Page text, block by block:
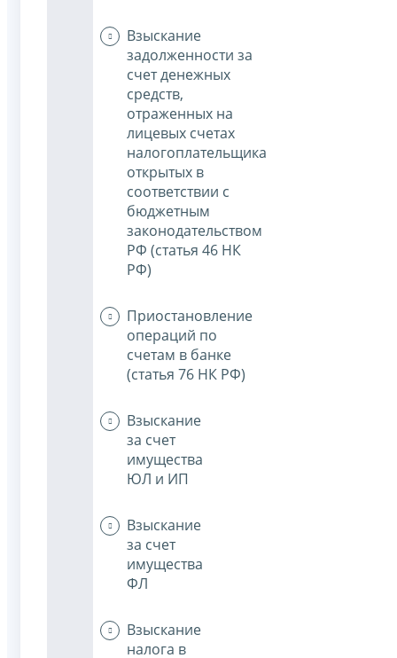
Взыскание
задолженности за
счет денежных
средств,
отраженных на
лицевых счетах
налогоплательщика
открытых в
соответствии с
бюджетным
законодательством
РФ (статья 46 НК
РФ)
Приостановление
операций по
счетам в банке
(статья 76 НК РФ)
Взыскание
за счет
имущества
ЮЛ и ИП
Взыскание
за счет
имущества
ФЛ
Взыскание
налога в